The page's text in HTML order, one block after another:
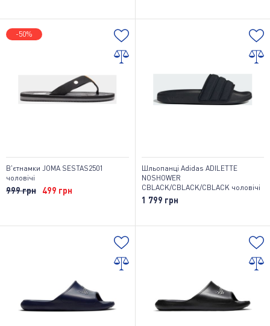
-50%
В'єтнамки JOMA SESTAS2501
чоловічі
999 грн 499 грн
Шльопанці Adidas ADILETTE
NOSHOWER
CBLACK/CBLACK/CBLACK чоловічі
1 799 грн